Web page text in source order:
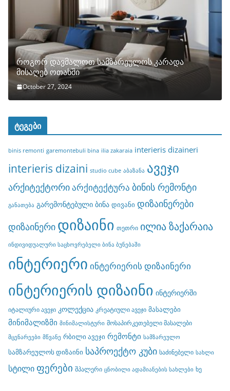
როგორ დავმალოთ სამზარეულოს კარადა
მისაღებ ოთახში
October 27, 2024
ტეგები
binis remonti garemontebuli bina ilia zakaraia interieris dizaineri
interieris dizaini studio cube აბაზანა ავეჯი
არქიტექტორიარქიტექტურა ბინის რემონტი
განათება გარემონტებული ბინა დივანი დიზაინერები
დიზაინერი დიზაინი თეთრი ილია ზაქარაია
ინდივიდუალური საცხოვრებელი ბინა ბუნებაში
ინტერიერი ინტერიერის დიზაინერი
ინტერიერის დიზაინი ინტერიერში
იტალიური ავეჯი კოლექცია კრეატიული ავეჯი მასალები
მინიმალიზმი მინიმალისტური მოსაპირკეთებელი მასალები
მცენარეები მწვანე რბილი ავეჯი რემონტი სამზარეულო
სამზარეულოს დიზაინი საპროექტო კუბი საძინებელი სახლი
სტილი ფერები შპალერი ცნობილი ადამიანების სახლები ხე